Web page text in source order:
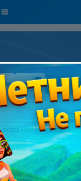
0
пока никто не писал